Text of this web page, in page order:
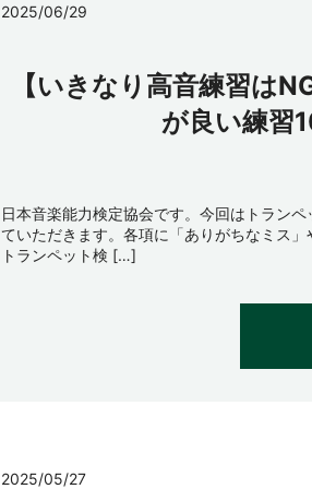
2025/06/29
【いきなり高音練習は
が良い練習
日本音楽能力検定協会です。今回はトラン
ていただきます。各項に「ありがちなミス
トランペット検 […]
2025/05/27